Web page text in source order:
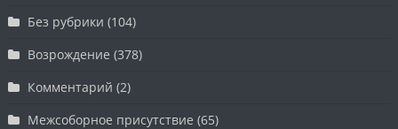
Без рубрики (104)
Возрождение (378)
Комментарий (2)
Межсоборное присутствие (65)